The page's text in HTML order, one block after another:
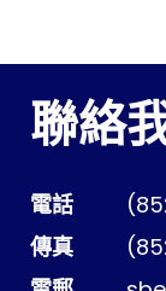
聯絡
電話
傳真